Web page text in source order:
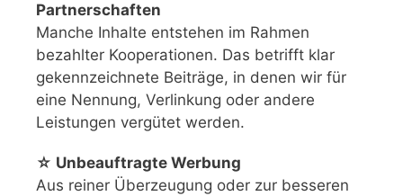
Partnerschaften
Manche Inhalte entstehen im Rahmen
bezahlter Kooperationen. Das betrifft klar
gekennzeichnete Beiträge, in denen wir für
eine Nennung, Verlinkung oder andere
Leistungen vergütet werden.
☆ Unbeauftragte Werbung
Aus reiner Überzeugung oder zur besseren